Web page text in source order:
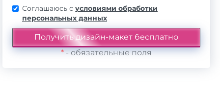
Соглашаюсь с условиями обработки
персональных данных
*- обязательные поля